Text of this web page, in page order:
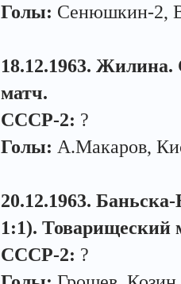
Голы: Сенюшкин-2,
18.12.1963.
матч.
СССР-2: ?
Голы: А.Макаров,
20.12.1963.
1:1). Товарищеский
СССР-2: ?